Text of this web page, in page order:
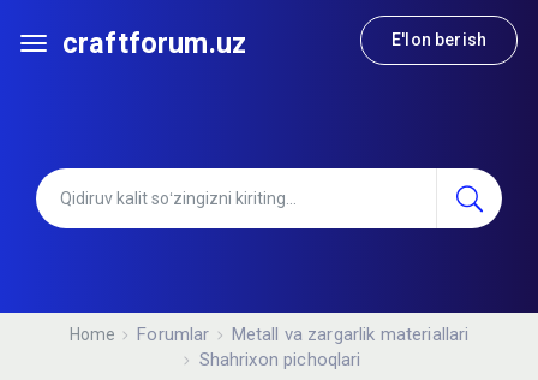
craftforum.uz E'lon berish
Home Forumlar
Metall va zargarlik materiallari
Shahrixon pichoqlari